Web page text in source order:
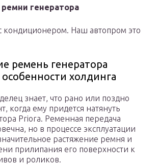
ремни генератора
кондиционером. Наш автопром это
ремень генератора
холдинга
знает, что рано или поздно
когда ему придется натянуть
Priora. Ременная передача
но в процессе эксплуатации
растяжение ремня и
прилипания его поверхности к
и роликов.